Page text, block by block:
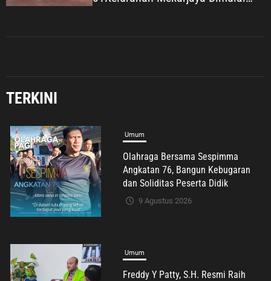
TERKINI
Umum
Olahraga Bersama Sespimma
Angkatan 76, Bangun Kebugaran
dan Soliditas Peserta Didik
9 Agustus 2026
Umum
Freddy Y Patty, S.H. Resmi Raih